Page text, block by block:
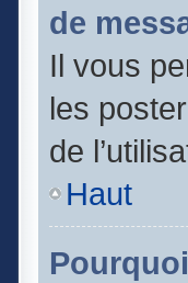
de
Il vous
les
de
Haut